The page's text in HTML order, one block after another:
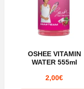
OSHEE VITAMIN
WATER 555ml
2,00€